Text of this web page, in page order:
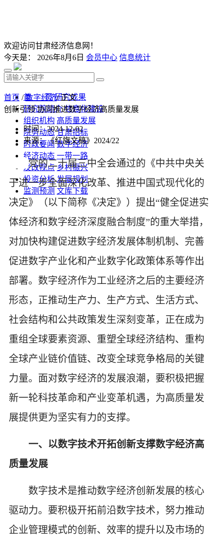
欢迎访问甘肃经济信息网！
今天是： 2026年8月6日 会员中心 信息统计
首 页 研究成果
研究院简介 信息化建设
组织机构 高质量发展
院务动态 甘肃招标
时政要闻 数字经济
经济动态 一带一路
发改视点 乡村振兴
投资分析 发展规划
监测预测 文库下载
首页 /数字经济/ 正文
创新引领 协同推进数字经济高质量发展
时间：2024-12-02
来源：《红旗文稿》2024/22
党的二十届三中全会通过的《中共中央关
于进一步全面深化改革、推进中国式现代化的
决定》（以下简称《决定》）提出“健全促进实
体经济和数字经济深度融合制度”的重大举措，
对加快构建促进数字经济发展体制机制、完善
促进数字产业化和产业数字化政策体系等作出
部署。数字经济作为工业经济之后的主要经济
形态，正推动生产力、生产方式、生活方式、
社会结构和公共政策发生深刻变革，正在成为
重组全球要素资源、重塑全球经济结构、重构
全球产业链价值链、改变全球竞争格局的关键
力量。面对数字经济的发展浪潮，要积极把握
新一轮科技革命和产业变革机遇，为高质量发
展提供更为坚实有力的支撑。
一、以数字技术开拓创新支撑数字经济高
质量发展
数字技术是推动数字经济创新发展的核心
驱动力。要积极开拓前沿数字技术，努力推动
企业管理模式的创新、效率的提升以及市场的